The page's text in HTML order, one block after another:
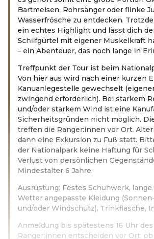
Bartmeisen, Rohrsänger oder flinke
Wasserfrösche zu entdecken.
ein echtes Highlight und lässt dich
Schilfgürtel mit eigener Muskelkraft
– ein Abenteuer, das noch lange in
Treffpunkt der Tour ist beim
Von hier aus wird nach einer kurzen
Kanuanlegestelle gewechselt
zwingend erforderlich). Bei starkem
und/oder starkem Wind ist eine
Sicherheitsgründen nicht möglich.
treffen die Ranger:innen vor Ort.
dann eine Exkursion zu Fuß statt.
der Nationalpark keine Haftung für
Verlust von persönlichen
Mindestalter 6 Jahre.
Ausrüstung: Festes Schuhwerk, lange
Wetter angepasste Kleidung
und/oder Windschutz), Trinkflasche,
Anmeldung bis spätestens 16 Uhr
Ranger:innen entscheiden vor Ort,